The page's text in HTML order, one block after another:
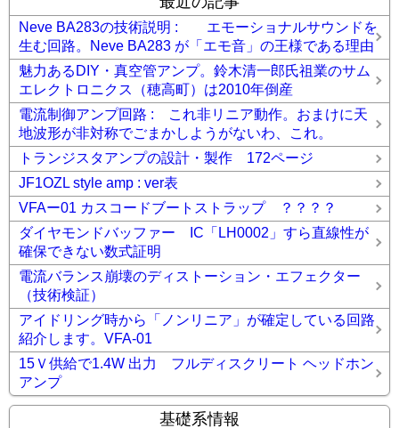
Neve BA283の技術説明 : エモーショナルサウンドを
生む回路。Neve BA283 が「エモ音」の王様である理由
魅力あるDIY・真空管アンプ。鈴木清一郎氏祖業のサム
エレクトロニクス（穂高町）は2010年倒産
電流制御アンプ回路 : これ非リニア動作。おまけに天
地波形が非対称でごまかしようがないわ、これ。
トランジスタアンプの設計・製作 172ページ
JF1OZL style amp : ver表
VFAー01 カスコードブートストラップ ？？？？
ダイヤモンドバッファー IC「LH0002」すら直線性が
確保できない数式証明
電流バランス崩壊のディストーション・エフェクター
（技術検証）
アイドリング時から「ノンリニア」が確定している回路
紹介します。VFA-01
15Ｖ供給で1.4W 出力 フルディスクリート ヘッドホン
アンプ
基礎系情報